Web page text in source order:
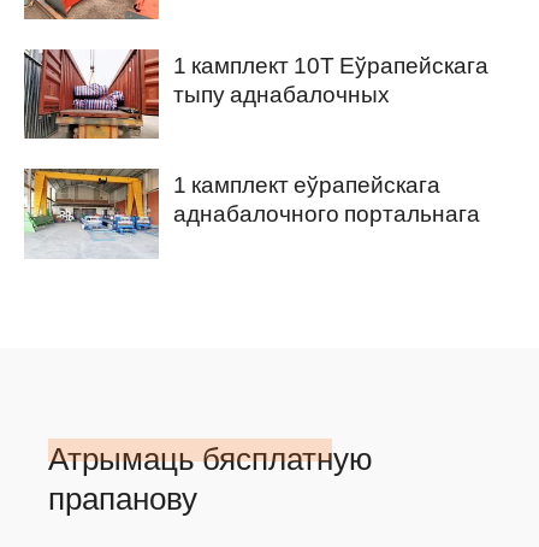
1 камплект 10T Еўрапейскага
тыпу аднабалочных
1 камплект еўрапейскага
аднабалочного портальнага
Атрымаць бясплатную
прапанову